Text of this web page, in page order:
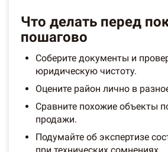
Что делать перед
пошагово
Соберите документы и
юридическую чистоту.
Оцените район лично в
Сравните похожие объекты
продажи.
Подумайте об экспертизе